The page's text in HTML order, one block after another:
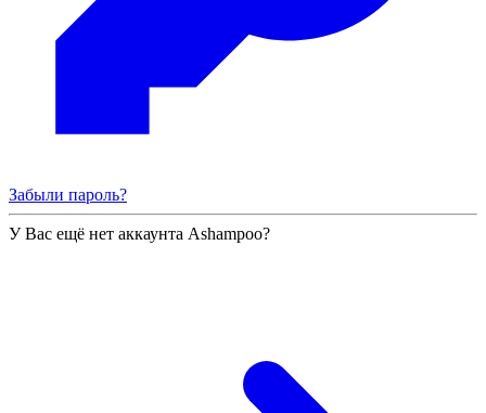
Забыли пароль?
У Вас ещё нет аккаунта Ashampoo?